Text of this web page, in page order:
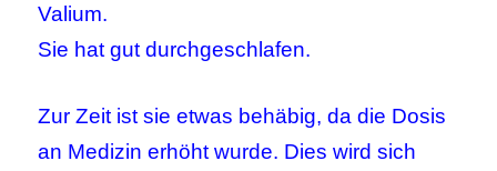
Valium.
Sie hat gut durchgeschlafen.
Zur Zeit ist sie etwas behäbig, da die Dosis
an Medizin erhöht wurde. Dies wird sich